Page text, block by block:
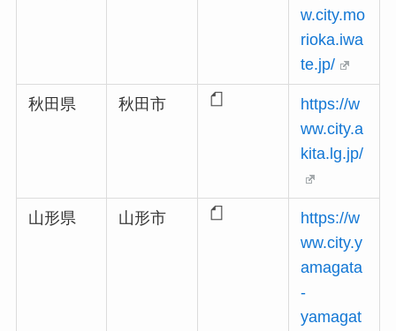
w.city.mo
rioka.iwa
te.jp/
秋田県 秋田市
https://w
ww.city.a
kita.lg.jp/
山形県 山形市
https://w
ww.city.y
amagata
-
yamagat